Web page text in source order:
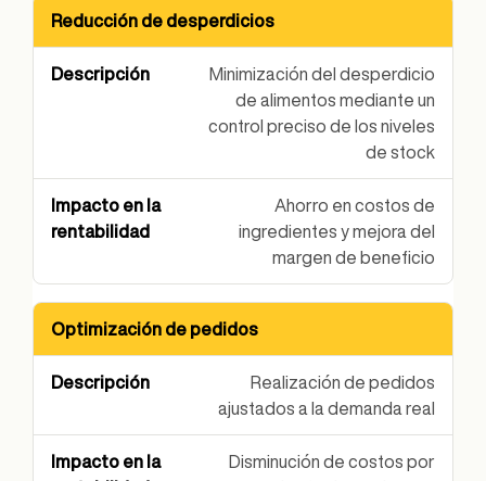
Beneficio Descripción
Reducción de desperdicios
Minimización del desperdicio
de alimentos mediante un
control preciso de los niveles
de stock
Ahorro en costos de
ingredientes y mejora del
margen de beneficio
Optimización de pedidos
Realización de pedidos
ajustados a la demanda real
Disminución de costos por